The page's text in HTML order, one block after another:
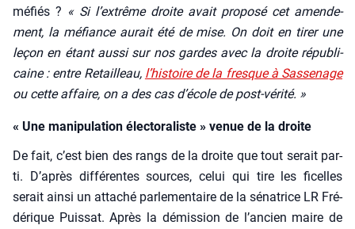
méfiés ? « Si l’ex­trême droite avait pro­po­sé cet amen­de­
ment, la méfiance aurait été de mise. On doit en tirer une
leçon en étant aus­si sur nos gardes avec la droite répu­bli­
caine : entre Retailleau, l’his­toire de la fresque à Sas­se­nage
ou cette affaire, on a des cas d’é­cole de post-véri­té. »
« Une manipulation électoraliste » venue de la droite
De fait, c’est bien des rangs de la droite que tout serait par­
ti. D’a­près dif­fé­rentes sources, celui qui tire les ficelles
serait ain­si un atta­ché par­le­men­taire de la séna­trice LR Fré­
dé­rique Puis­sat. Après la démis­sion de l’an­cien maire de